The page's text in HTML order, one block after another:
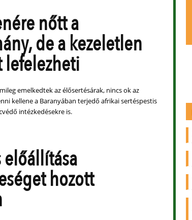
nőtt a
de a kezeletlen
lefelezheti
emelkedtek az élősertésárak, nincs ok az
kellene a Baranyában terjedő afrikai sertéspestis
intézkedésekre is.
előállítása
hozott